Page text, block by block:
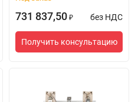
731 837,50 ₽ без НДС
Получить консультацию